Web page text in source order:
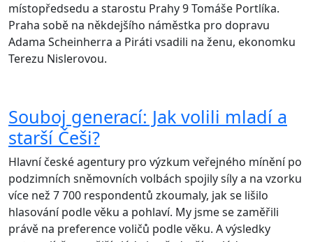
místopředsedu a starostu Prahy 9 Tomáše Portlíka.
Praha sobě na někdejšího náměstka pro dopravu
Adama Scheinherra a Piráti vsadili na ženu, ekonomku
Terezu Nislerovou.
Souboj generací: Jak volili mladí a
starší Češi?
Hlavní české agentury pro výzkum veřejného mínění po
podzimních sněmovních volbách spojily síly a na vzorku
více než 7 700 respondentů zkoumaly, jak se lišilo
hlasování podle věku a pohlaví. My jsme se zaměřili
právě na preference voličů podle věku. A výsledky